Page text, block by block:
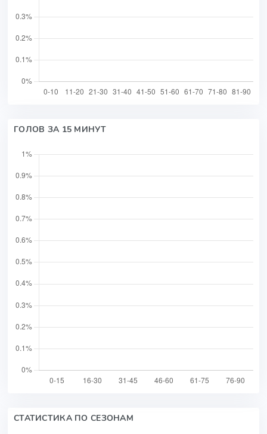
ГОЛОВ ЗА 15 МИНУТ
СТАТИСТИКА ПО СЕЗОНАМ